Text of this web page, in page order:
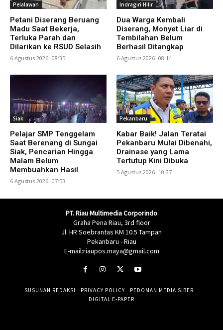
Pelalawan
Petani Diserang Beruang
Madu Saat Bekerja,
Terluka Parah dan
Dilarikan ke RSUD Selasih
6 Agustus 2026 -08:35
Indragiri Hilir
Dua Warga Kembali
Diserang, Monyet Liar di
Tembilahan Belum
Berhasil Ditangkap
6 Agustus 2026 -08:14
Siak
Pelajar SMP Tenggelam
Saat Berenang di Sungai
Siak, Pencarian Hingga
Malam Belum
Membuahkan Hasil
6 Agustus 2026 -07:53
Pekanbaru
Kabar Baik! Jalan Teratai
Pekanbaru Mulai Dibenahi,
Drainase yang Lama
Tertutup Kini Dibuka
5 Agustus 2026 -10:37
PT. Riau Multimedia Corporindo
Graha Pena Riau, 3rd floor
Jl. HR Soebrantas KM 10.5 Tampan
Pekanbaru - Riau
E-mail:riaupos.maya@gmail.com
SUSUNAN REDAKSI PRIVACY POLICY
PEDOMAN MEDIA SIBER
DIGITAL E-PAPER